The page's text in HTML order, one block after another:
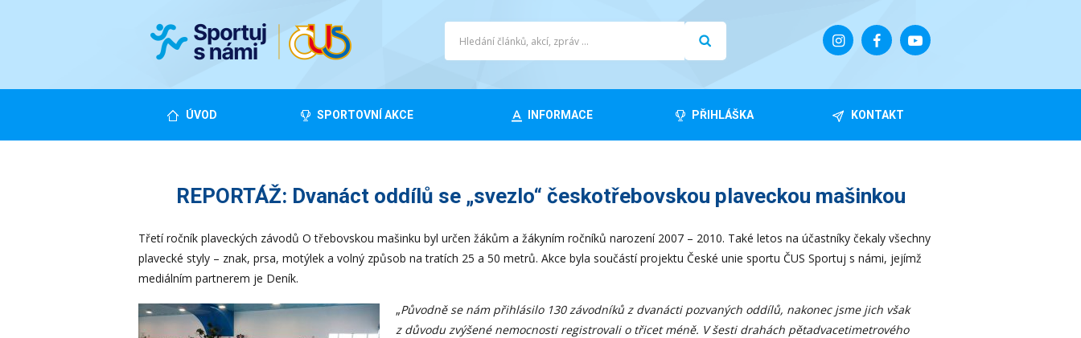
ÚVOD SPORTOVNÍ AKCE INFORMACE PŘIHLÁŠKA KONTAKT
REPORTÁŽ: Dvanáct oddílů se „svezlo“ českotřebovskou plaveckou mašinkou
Třetí ročník plaveckých závodů O třebovskou mašinku byl určen žákům a žákyním ročníků narození 2007 – 2010. Také letos na účastníky čekaly všechny
plavecké styly – znak, prsa, motýlek a volný způsob na tratích 25 a 50 metrů. Akce byla součástí projektu České unie sportu ČUS Sportuj s námi, jejímž
mediálním partnerem je Deník.
„Původně se nám přihlásilo 130 závodníků z dvanácti pozvaných oddílů, nakonec jsme jich však
z důvodu zvýšené nemocnosti registrovali o třicet méně. V šesti drahách pětadvacetimetrového